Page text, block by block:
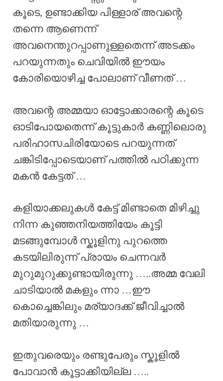
കൂടെ, ഉണ്ടാക്കിയ പിള്ളാര് അവന്റെ
തന്നെ ആണെന്ന്
അവനെന്തുറപ്പാണുള്ളതെന്ന് അടക്കം
പറയുന്നതും ചെവിയിൽ ഈയം
കോരിയൊഴിച്ച പോലാണ് വീണത് …
അവന്റെ അമ്മയാ ഓട്ടോക്കാരന്റെ കൂടെ
ഓടിപോയതെന്ന് കൂട്ടുകാർ കണ്ണിലൊരു
പരിഹാസചിരിയോടെ പറയുന്നത്
ചങ്കിടിപ്പോടെയാണ് പത്തിൽ പഠിക്കുന്ന
മകൻ കേട്ടത് …
കളിയാക്കലുകൾ കേട്ട് മിണ്ടാതെ മിഴിച്ചു
നിന്ന കുഞ്ഞനിയത്തിയേം കൂട്ടി
മടങ്ങുമ്പോൾ സ്കൂളിനു പുറത്തെ
കടയിലിരുന്ന് പ്രായം ചെന്നവർ
മുറുമുറുക്കുണ്ടായിരുന്നു …..അമ്മ വേലി
ചാടിയാൽ മകളും ന്നാ …ഈ
കൊച്ചെങ്കിലും മര്യാദക്ക് ജീവിച്ചാൽ
മതിയാരുന്നു …
ഇതുവരെയും രണ്ടുപേരും സ്കൂളിൽ
പോവാൻ കൂട്ടാക്കിയില്ല …..